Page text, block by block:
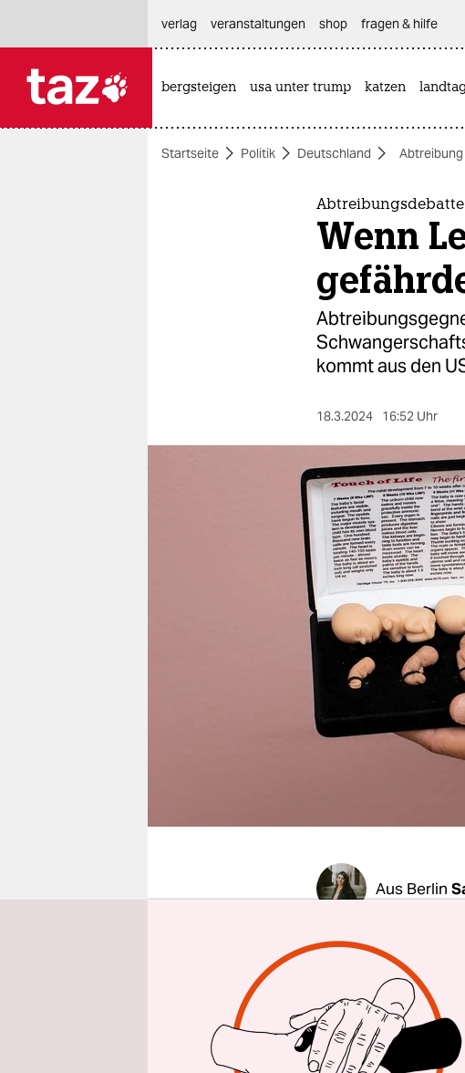
themen
nord
verlag
veranstaltungen shop fragen & hilfe
bergsteigen usa unter trump katzen
Startseite Politik Deutschland Abtreibung
Wenn
kommt aus den
18.3.2024 16:52 Uhr
Aus Berlin
Es ist Ende
Bahnhof zwei
zwei Frauen in
Telefon gesagt,
die